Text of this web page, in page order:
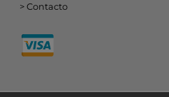
Contacto